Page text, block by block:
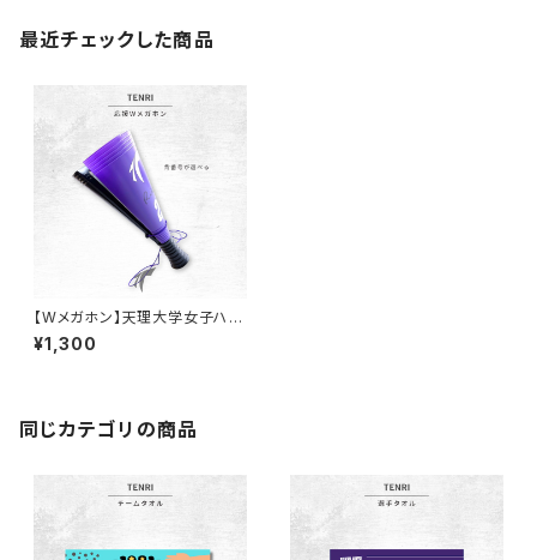
最近チェックした商品
【Wメガホン】天理大学女子ハン
ド部/背番号ステッカー付き！
¥1,300
同じカテゴリの商品